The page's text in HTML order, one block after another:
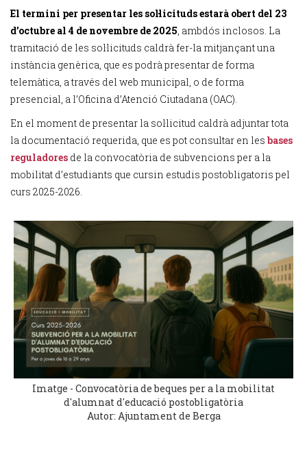
El termini per presentar les sol·licituds estarà obert del 23
d’octubre al 4 de novembre de 2025, ambdós inclosos. La
tramitació de les sol·licituds caldrà fer-la mitjançant una
instància genèrica, que es podrà presentar de forma
telemàtica, a través del web municipal, o de forma
presencial, a l’Oficina d’Atenció Ciutadana (OAC).
En el moment de presentar la sol·licitud caldrà adjuntar tota
la documentació requerida, que es pot consultar en les bases
reguladores de la convocatòria de subvencions per a la
mobilitat d’estudiants que cursin estudis postobligatoris pel
curs 2025-2026.
Imatge - Convocatòria de beques per a la mobilitat
d'alumnat d'educació postobligatòria
Autor: Ajuntament de Berga